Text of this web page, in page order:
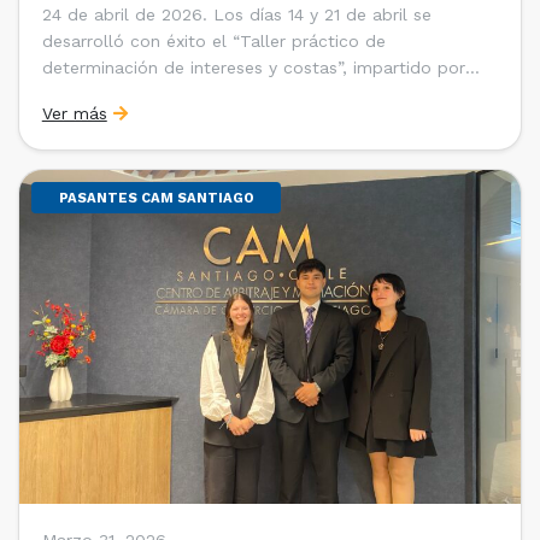
24 de abril de 2026. Los días 14 y 21 de abril se
desarrolló con éxito el “Taller práctico de
determinación de intereses y costas”, impartido por
Universidad Católica de Chile y Magíster en Economía
de la Universidad de Chicago) y María Luisa Petitpas
[…]
Ver más
PASANTES CAM SANTIAGO